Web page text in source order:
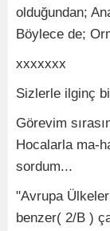
olduğundan;
Böylece de;
xxxxxxx
Sizlerle ilginç
Görevim
Hocalarla ma-
sordum...
"Avrupa
benzer( 2/B )